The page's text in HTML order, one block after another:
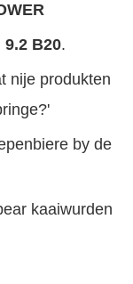
B20.
nije produkten
by de
kaaiwurden